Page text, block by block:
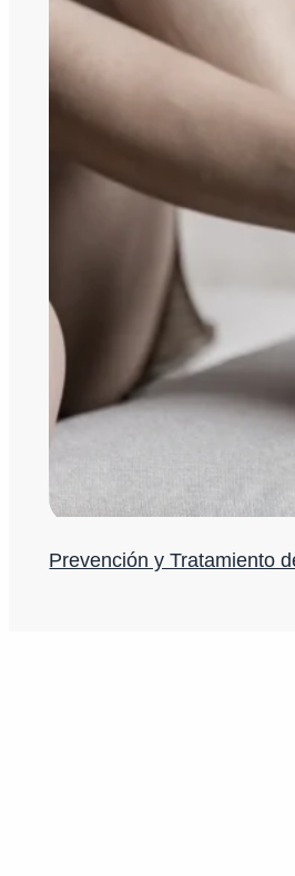
Prevención y Tratamiento